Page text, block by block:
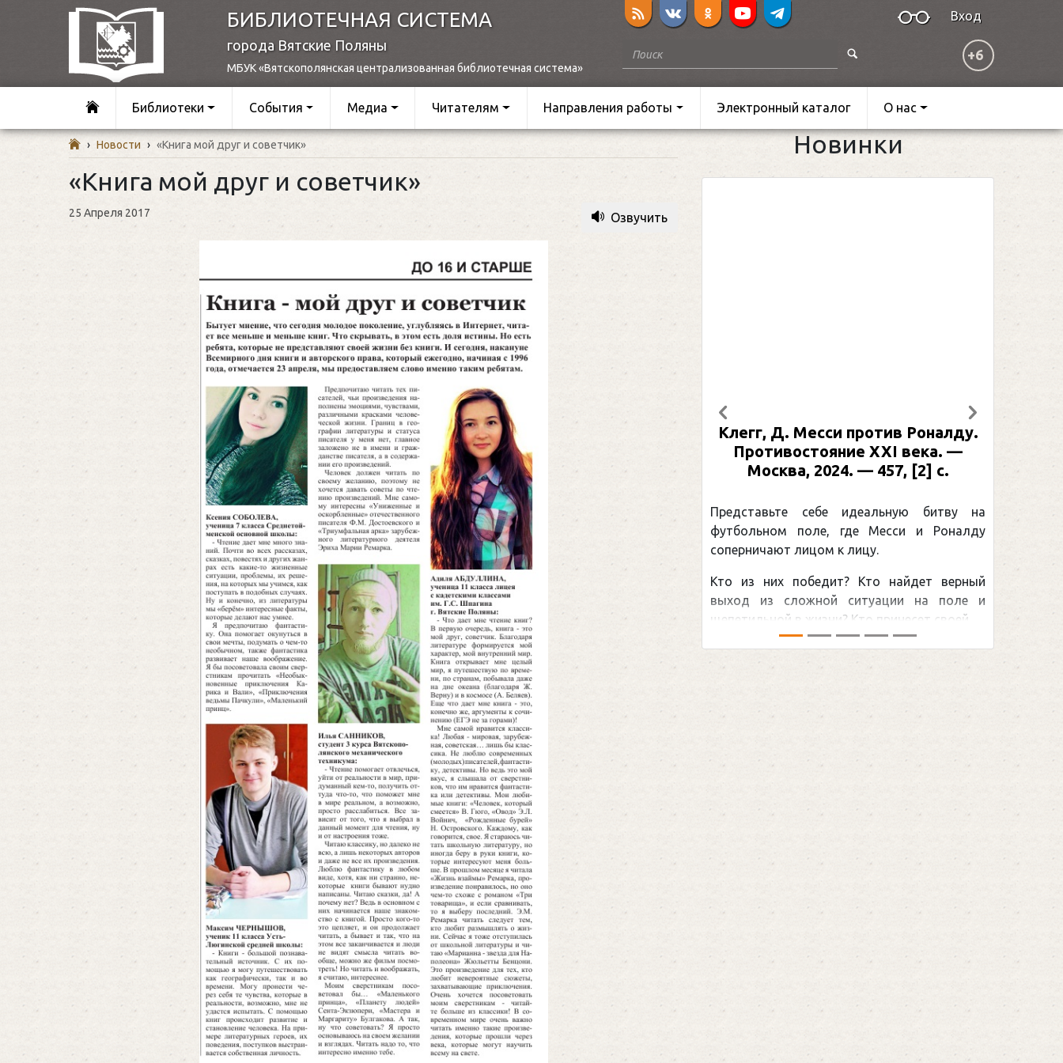
БИБЛИОТЕЧНАЯ СИСТЕМА
города Вятские Поляны
МБУК «Вятскополянская централизованная библиотечная система»
Вход
+6
Библиотеки События Медиа Читателям Направления работы Электронный каталог О нас
› Новости › «Книга мой друг и советчик»
«Книга мой друг и советчик»
25 Апреля 2017 Озвучить
Новинки
Клегг, Д. Месси против Роналду.
Противостояние XXI века. —
Москва, 2024. — 457, [2] с.
Представьте себе идеальную битву на
футбольном поле, где Месси и Роналду
соперничают лицом к лицу.
Кто из них победит? Кто найдет верный
выход из сложной ситуации на поле и
щепетильной в жизни? Кто принесет своей ...
Предыдущий Следующий